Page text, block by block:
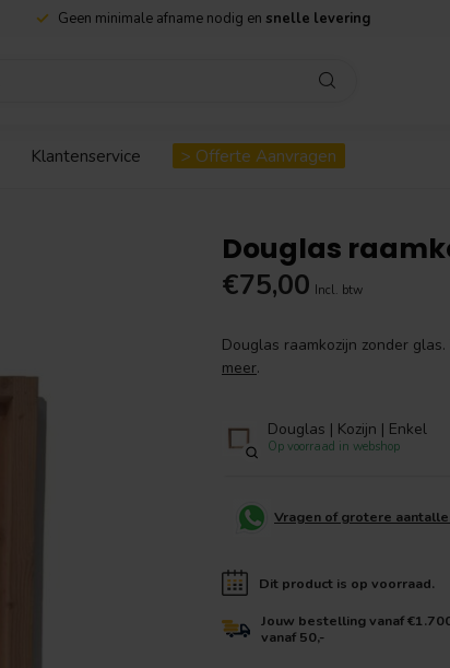
Geen minimale afname nodig en snelle levering
Klantenservice > Offerte Aanvragen
Douglas
€75,00 Incl. btw
Douglas raamkozijn zonder
meer.
Douglas | Kozijn | Enkel
Op voorraad in webshop
Vragen of grotere
Dit product is op voorraad.
Jouw bestelling vanaf
vanaf 50,-